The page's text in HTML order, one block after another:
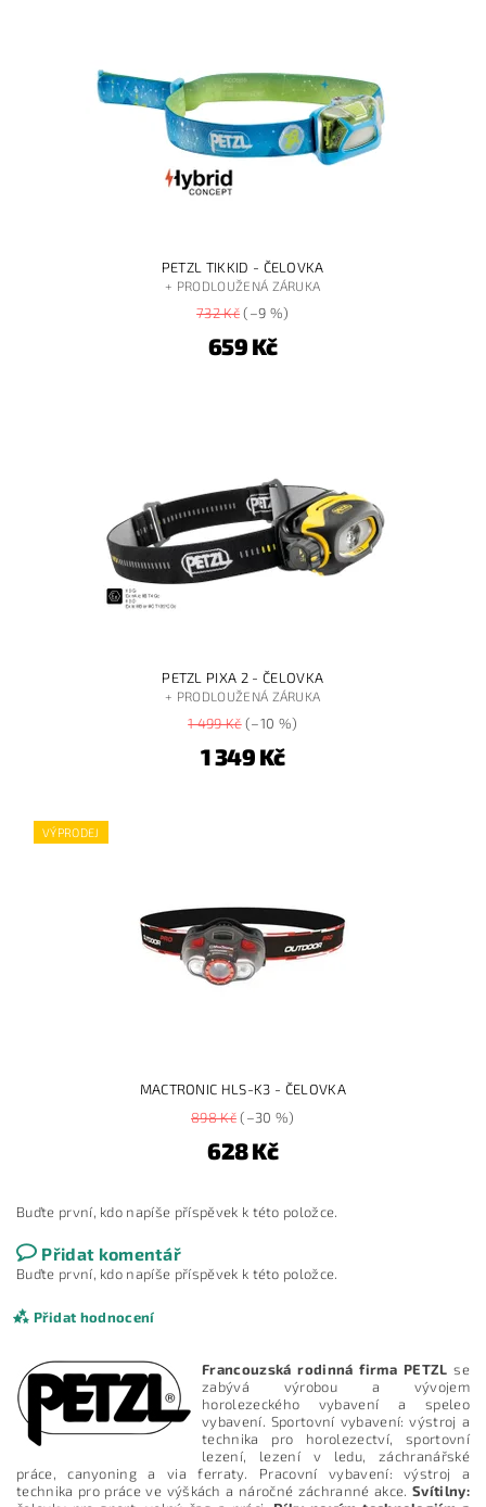
PETZL TIKKID - ČELOVKA
+ PRODLOUŽENÁ ZÁRUKA
732 Kč(–9 %)
659 Kč
PETZL PIXA 2 - ČELOVKA
+ PRODLOUŽENÁ ZÁRUKA
1 499 Kč(–10 %)
1 349 Kč
VÝPRODEJ
MACTRONIC HLS-K3 - ČELOVKA
898 Kč(–30 %)
628 Kč
Buďte první, kdo napíše příspěvek k této položce.
Přidat komentář
Buďte první, kdo napíše příspěvek k této položce.
Přidat hodnocení
Francouzská rodinná firma PETZL se
zabývá výrobou a vývojem
horolezeckého vybavení a speleo
vybavení. Sportovní vybavení: výstroj a
technika pro horolezectví, sportovní
lezení, lezení v ledu, záchranářské
práce, canyoning a via ferraty. Pracovní vybavení: výstroj a
technika pro práce ve výškách a náročné záchranné akce.Svítilny: